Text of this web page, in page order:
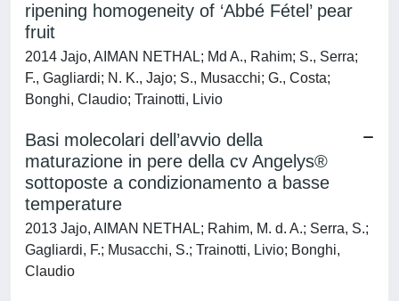
ripening homogeneity of ‘Abbé Fétel’ pear
fruit
2014 Jajo, AIMAN NETHAL; Md A., Rahim; S., Serra;
F., Gagliardi; N. K., Jajo; S., Musacchi; G., Costa;
Bonghi, Claudio; Trainotti, Livio
Basi molecolari dell’avvio della
maturazione in pere della cv Angelys®
sottoposte a condizionamento a basse
temperature
2013 Jajo, AIMAN NETHAL; Rahim, M. d. A.; Serra, S.;
Gagliardi, F.; Musacchi, S.; Trainotti, Livio; Bonghi,
Claudio